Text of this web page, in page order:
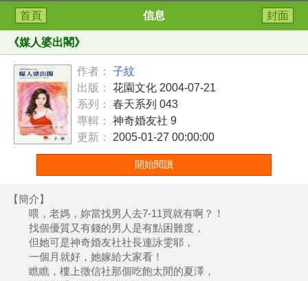
首頁 信息 封面
《媒人婆出閣》
作者：
子紋
出版：
花園文化 2004-07-21
系列：
春天系列 043
專輯：
神奇婚友社 9
更新：
2005-01-27 00:00:00
開始閱讀
【簡介】
喂，老媽，妳當找男人去7-11買就有啊？！
找個優質又有錢的男人是有點困難度，
但她可是神奇婚友社社長連詠雯耶，
一個月就好，她嫁給大家看！
瞧瞧，樓上徵信社那個吃飽太閒的夏澤，